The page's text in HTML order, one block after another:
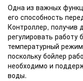
Одна из важных
его способность
Контроллер, получив
регулировать работу
температурный
поскольку бойлер
необходимо и
воды.